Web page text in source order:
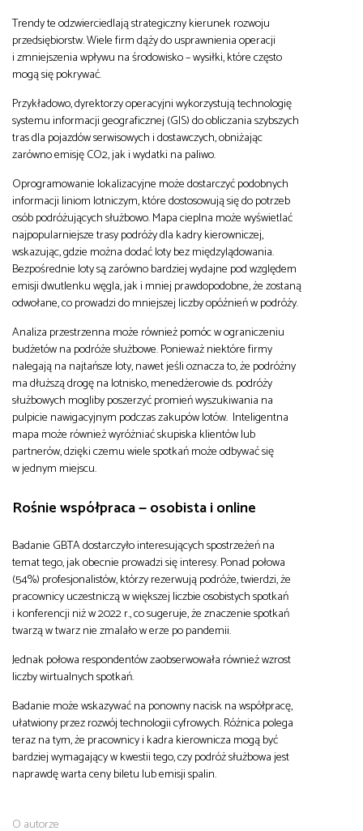
Trendy te odzwierciedlają strategiczny kierunek rozwoju
przedsiębiorstw. Wiele firm dąży do usprawnienia operacji
i zmniejszenia wpływu na środowisko – wysiłki, które często
mogą się pokrywać.
Przykładowo, dyrektorzy operacyjni wykorzystują technologię
systemu informacji geograficznej (GIS) do obliczania szybszych
tras dla pojazdów serwisowych i dostawczych, obniżając
zarówno emisję CO2, jak i wydatki na paliwo.
Oprogramowanie lokalizacyjne może dostarczyć podobnych
informacji liniom lotniczym, które dostosowują się do potrzeb
osób podróżujących służbowo. Mapa cieplna może wyświetlać
najpopularniejsze trasy podróży dla kadry kierowniczej,
wskazując, gdzie można dodać loty bez międzylądowania.
Bezpośrednie loty są zarówno bardziej wydajne pod względem
emisji dwutlenku węgla, jak i mniej prawdopodobne, że zostaną
odwołane, co prowadzi do mniejszej liczby opóźnień w podróży.
Analiza przestrzenna może również pomóc w ograniczeniu
budżetów na podróże służbowe. Ponieważ niektóre firmy
nalegają na najtańsze loty, nawet jeśli oznacza to, że podróżny
ma dłuższą drogę na lotnisko, menedżerowie ds. podróży
służbowych mogliby poszerzyć promień wyszukiwania na
pulpicie nawigacyjnym podczas zakupów lotów. Inteligentna
mapa może również wyróżniać skupiska klientów lub
partnerów, dzięki czemu wiele spotkań może odbywać się
w jednym miejscu.
Rośnie współpraca — osobista i online
Badanie GBTA dostarczyło interesujących spostrzeżeń na
temat tego, jak obecnie prowadzi się interesy. Ponad połowa
(54%) profesjonalistów, którzy rezerwują podróże, twierdzi, że
pracownicy uczestniczą w większej liczbie osobistych spotkań
i konferencji niż w 2022 r., co sugeruje, że znaczenie spotkań
twarzą w twarz nie zmalało w erze po pandemii.
Jednak połowa respondentów zaobserwowała również wzrost
liczby wirtualnych spotkań.
Badanie może wskazywać na ponowny nacisk na współpracę,
ułatwiony przez rozwój technologii cyfrowych. Różnica polega
teraz na tym, że pracownicy i kadra kierownicza mogą być
bardziej wymagający w kwestii tego, czy podróż służbowa jest
naprawdę warta ceny biletu lub emisji spalin.
O autorze